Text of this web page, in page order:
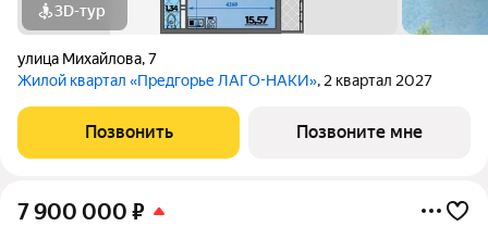
3D-тур
улица Михайлова,7
Жилой квартал «Предгорье ЛАГО-НАКИ», 2 квартал 2027
Позвонить Позвоните мне
7 900 000 ₽